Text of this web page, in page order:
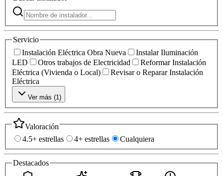
Servicio
Instalación Eléctrica Obra Nueva
Instalar Iluminación
LED
Otros trabajos de Electricidad
Reformar Instalación
Eléctrica (Vivienda o Local)
Revisar o Reparar Instalación
Eléctrica
Ver más (1)
Valoración
4.5+ estrellas
4+ estrellas Cualquiera
Destacados